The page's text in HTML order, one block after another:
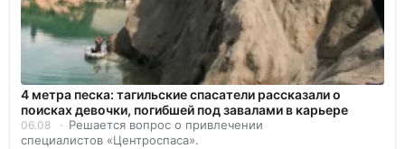
4 метра песка: тагильские спасатели рассказали о
поисках девочки, погибшей под завалами в карьере
06.08
Решается вопрос о привлечении
специалистов «Центроспаса».